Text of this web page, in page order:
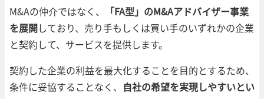
M&Aの仲介ではなく、
「FA型」のM&Aアドバイザー事業
を展開しており、売り手もしくは買い手のいずれかの企業
と契約して、サービスを提供します。
契約した企業の利益を最大化することを目的とするため、
条件に妥協することなく、 自社の希望を実現しやすいとい